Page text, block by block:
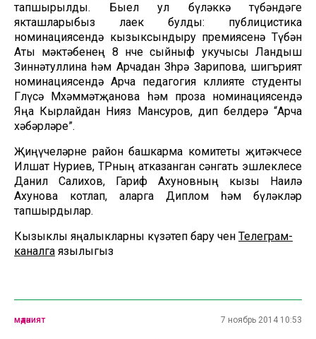
тапшырылды. Быел ул бүләккә түбәндәге
якташларыбыз лаек булды: публицистика
номинациясендә кызыксындыру премиясенә Түбән
Аты мәктәбенең 8 нче сыйныф укучысы Ландыш
Зиннәтуллина һәм Арчадан Зөһрә Зарипова, шигърият
номинациясендә Арча педагогия көллияте студенты
Гөлүсә Мөхәммәтҗанова һәм проза номинациясендә
Яңа Кырлайдан Нияз Мансуров, дип белдерә “Арча
хәбәрләре”.
Җиңүчеләрне район башкарма комитеты җитәкчесе
Илшат Нуриев, ТРның атказанган сәнгать эшлеклесе
Данил Салихов, Гариф Ахуновның кызы Наилә
Ахунова котлап, аларга Диплом һәм бүләкләр
тапшырдылар.
Кызыклы яңалыкларны күзәтеп бару өчен Телеграм-
каналга язылыгыз
мәдәният 7 ноябрь 2014 10:53